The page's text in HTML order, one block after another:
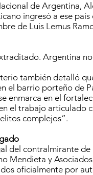
de Argentina,
ingresó a ese
de Luis Lemus
Argentina
también detalló
el barrio porteño de
enmarca en el
el trabajo articulado
complejos”.
del contralmirante
Mendieta y
oficialmente por